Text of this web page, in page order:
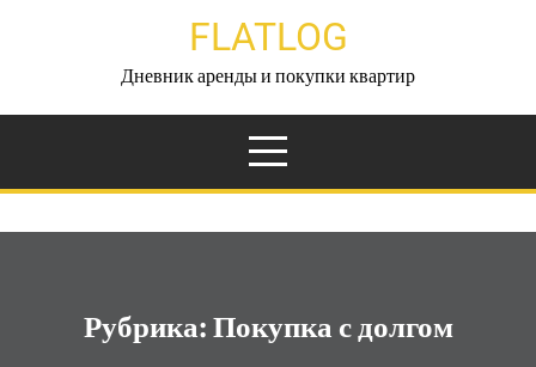
FLATLOG
Дневник аренды и покупки квартир
Рубрика:Покупка с долгом